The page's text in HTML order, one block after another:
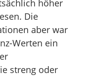
höher
Die
aber war
Werten ein
streng oder